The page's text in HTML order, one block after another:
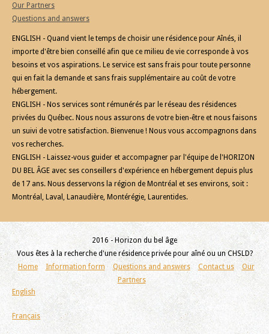
Our Partners
Questions and answers
ENGLISH - Quand vient le temps de choisir une résidence pour Aînés, il
importe d'être bien conseillé afin que ce milieu de vie corresponde à vos
besoins et vos aspirations. Le service est sans frais pour toute personne
qui en fait la demande et sans frais supplémentaire au coût de votre
hébergement.
ENGLISH - Nos services sont rémunérés par le réseau des résidences
privées du Québec. Nous nous assurons de votre bien-être et nous faisons
un suivi de votre satisfaction. Bienvenue ! Nous vous accompagnons dans
vos recherches.
ENGLISH - Laissez-vous guider et accompagner par l'équipe de l'HORIZON
DU BEL ÂGE avec ses conseillers d'expérience en hébergement depuis plus
de 17 ans. Nous desservons la région de Montréal et ses environs, soit :
Montréal, Laval, Lanaudière, Montérégie, Laurentides.
2016 - Horizon du bel âge
Vous êtes à la recherche d'une résidence privée pour aîné ou un CHSLD?
Home
Information form Questions and answers Contact us
Our
Partners
English
Français